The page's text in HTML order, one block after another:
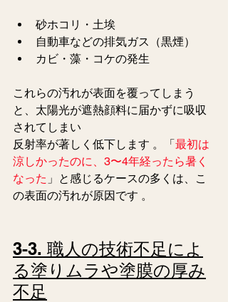
砂ホコリ・土埃
自動車などの排気ガス（黒煙）
カビ・藻・コケの発生
これらの汚れが表面を覆ってしまう
と、太陽光が遮熱顔料に届かずに吸収
されてしまい
反射率が著しく低下します 。「最初は
涼しかったのに、3〜4年経ったら暑く
なった 」と感じるケースの多くは、こ
の表面の汚れが原因です 。
3-3. 職人の技術不足によ
る塗りムラや塗膜の厚み
不足